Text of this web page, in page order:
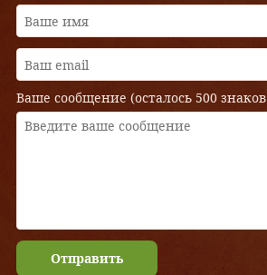
Ваше сообщение (осталось 500 знаков
Отправить